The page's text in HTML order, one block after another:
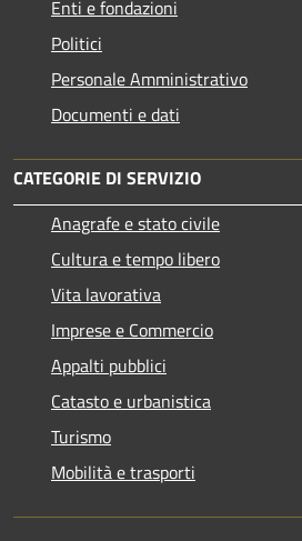
Enti e fondazioni
Politici
Personale Amministrativo
Documenti e dati
CATEGORIE DI SERVIZIO
Anagrafe e stato civile
Cultura e tempo libero
Vita lavorativa
Imprese e Commercio
Appalti pubblici
Catasto e urbanistica
Turismo
Mobilità e trasporti